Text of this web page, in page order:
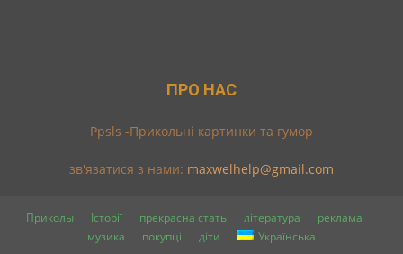
ПРО НАС
Ppsls -Прикольні картинки та гумор
зв'язатися з нами: maxwelhelp@gmail.com
Приколы Історії прекрасна стать література
реклама
музика
покупці діти Українська